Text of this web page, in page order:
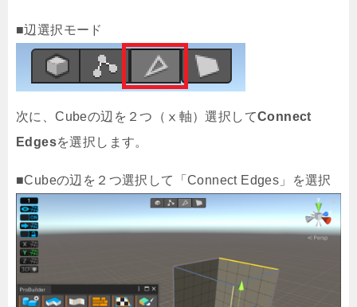
■辺選択モード
次に、Cubeの辺を２つ（ⅹ軸）選択してConnect
Edgesを選択します。
■Cubeの辺を２つ選択して「Connect Edges」を選択